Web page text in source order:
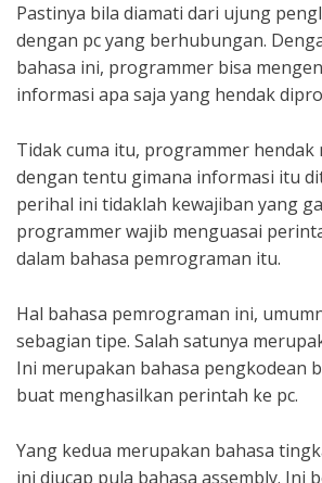
Pastinya bila diamati dari ujung
dengan pc yang berhubungan.
bahasa ini, programmer bisa
informasi apa saja yang hendak
Tidak cuma itu, programmer hendak
dengan tentu gimana informasi itu
perihal ini tidaklah kewajiban yang
programmer wajib menguasai
dalam bahasa pemrograman itu.
Hal bahasa pemrograman ini,
sebagian tipe. Salah satunya
Ini merupakan bahasa pengkodean
buat menghasilkan perintah ke pc.
Yang kedua merupakan bahasa
ini diucap pula bahasa assembly. Ini